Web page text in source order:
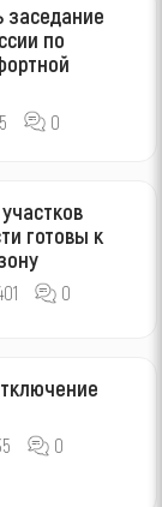
заседание
по
0
готовы к
0
0